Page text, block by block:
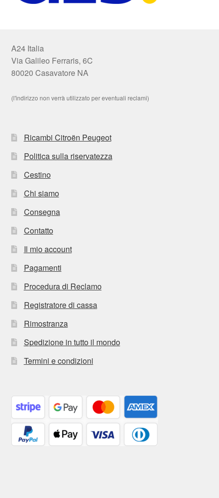
A24 Italia
Via Galileo Ferraris, 6C
80020 Casavatore NA
(l'indirizzo non verrà utilizzato per eventuali reclami)
Ricambi Citroën Peugeot
Politica sulla riservatezza
Cestino
Chi siamo
Consegna
Contatto
Il mio account
Pagamenti
Procedura di Reclamo
Registratore di cassa
Rimostranza
Spedizione in tutto il mondo
Termini e condizioni